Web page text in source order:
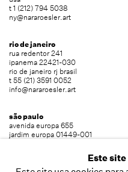
t 1 (212) 794 5038
ny@nararoesler.art
rio de janeiro
rua redentor 241
ipanema 22421-030
rio de janeiro rj brasil
t 55 (21) 3591 0052
info@nararoesler.art
são paulo
avenida europa 655
jardim europa 01449-001
Este